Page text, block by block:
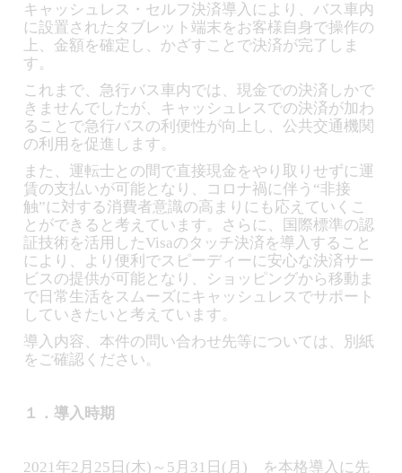
キャッシュレス・セルフ決済導入により、バス車内
に設置されたタブレット端末をお客様自身で操作の
上、金額を確定し、かざすことで決済が完了しま
す。
これまで、急行バス車内では、現金での決済しかで
きませんでしたが、キャッシュレスでの決済が加わ
ることで急行バスの利便性が向上し、公共交通機関
の利用を促進します。
また、運転士との間で直接現金をやり取りせずに運
賃の支払いが可能となり、コロナ禍に伴う“非接
触”に対する消費者意識の高まりにも応えていくこ
とができると考えています。さらに、国際標準の認
証技術を活用したVisaのタッチ決済を導入すること
により、より便利でスピーディーに安心な決済サー
ビスの提供が可能となり、ショッピングから移動ま
で日常生活をスムーズにキャッシュレスでサポート
していきたいと考えています。
導入内容、本件の問い合わせ先等については、別紙
をご確認ください。
１．導入時期
2021年2月25日(木)～5月31日(月) を本格導入に先